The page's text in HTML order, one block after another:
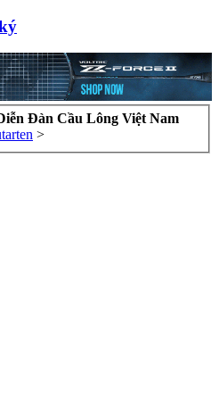
Đàn Cầu Lông Việt Nam
>